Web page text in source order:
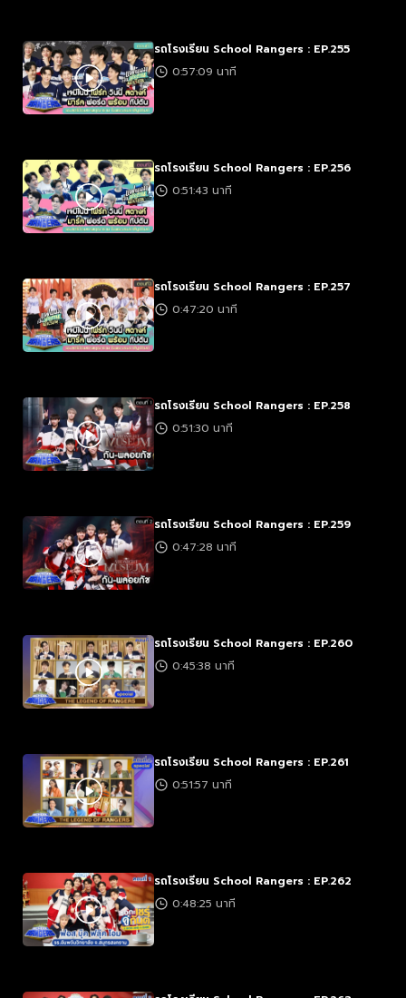
รถโรงเรียน School Rangers : EP.255
0:57:09 นาที
รถโรงเรียน School Rangers : EP.256
0:51:43 นาที
รถโรงเรียน School Rangers : EP.257
0:47:20 นาที
รถโรงเรียน School Rangers : EP.258
0:51:30 นาที
รถโรงเรียน School Rangers : EP.259
0:47:28 นาที
รถโรงเรียน School Rangers : EP.260
0:45:38 นาที
รถโรงเรียน School Rangers : EP.261
0:51:57 นาที
รถโรงเรียน School Rangers : EP.262
0:48:25 นาที